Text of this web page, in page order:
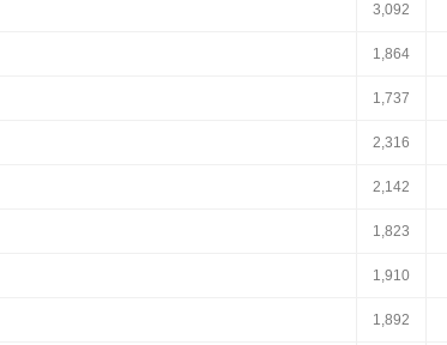
3,092
1,864
1,737
2,316
2,142
1,823
1,910
1,892